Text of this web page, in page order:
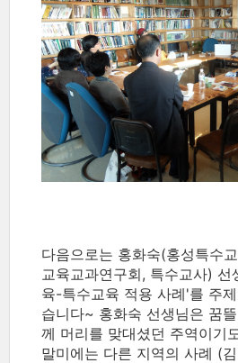
다음으로는 홍화숙(홍성특수
교육교과연구회, 특수교사)
육-특수교육 적용 사례'를 주
습니다~ 홍화숙 선생님은 꿈
께 머리를 맞대셨던 주역이기
말미에는 다른 지역의 사례 (